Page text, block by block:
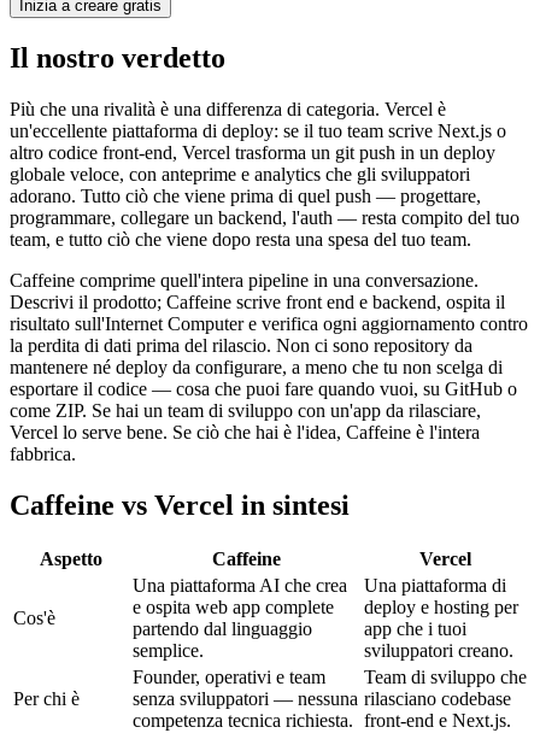
Inizia a creare gratis
Il nostro verdetto
Più che una rivalità è una differenza di categoria. Vercel è
un'eccellente piattaforma di deploy: se il tuo team scrive Next.js o
altro codice front-end, Vercel trasforma un git push in un deploy
globale veloce, con anteprime e analytics che gli sviluppatori
adorano. Tutto ciò che viene prima di quel push — progettare,
programmare, collegare un backend, l'auth — resta compito del tuo
team, e tutto ciò che viene dopo resta una spesa del tuo team.
Caffeine comprime quell'intera pipeline in una conversazione.
Descrivi il prodotto; Caffeine scrive front end e backend, ospita il
risultato sull'Internet Computer e verifica ogni aggiornamento contro
la perdita di dati prima del rilascio. Non ci sono repository da
mantenere né deploy da configurare, a meno che tu non scelga di
esportare il codice — cosa che puoi fare quando vuoi, su GitHub o
come ZIP. Se hai un team di sviluppo con un'app da rilasciare,
Vercel lo serve bene. Se ciò che hai è l'idea, Caffeine è l'intera
fabbrica.
Caffeine vs Vercel in sintesi
Aspetto Caffeine Vercel
Cos'è
Una piattaforma AI che crea
e ospita web app complete
partendo dal linguaggio
semplice.
Una piattaforma di
deploy e hosting per
app che i tuoi
sviluppatori creano.
Per chi è
Founder, operativi e team
senza sviluppatori — nessuna
competenza tecnica richiesta.
Team di sviluppo che
rilasciano codebase
front-end e Next.js.